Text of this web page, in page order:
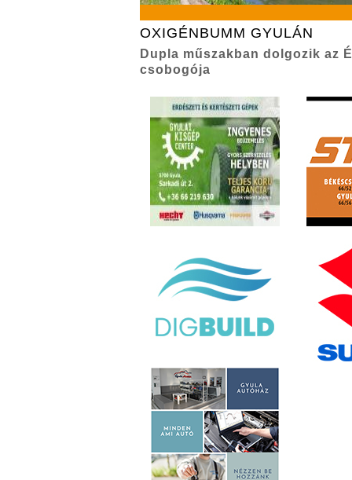
OXIGÉNBUMM GYULÁN
Dupla műszakban dolgozik az
csobogója